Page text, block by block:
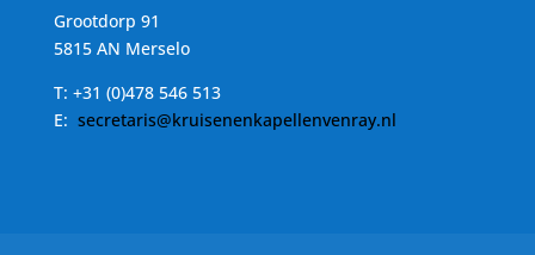
Grootdorp 91
5815 AN Merselo
T: +31 (0)478 546 513
E: secretaris@kruisenenkapellenvenray.nl